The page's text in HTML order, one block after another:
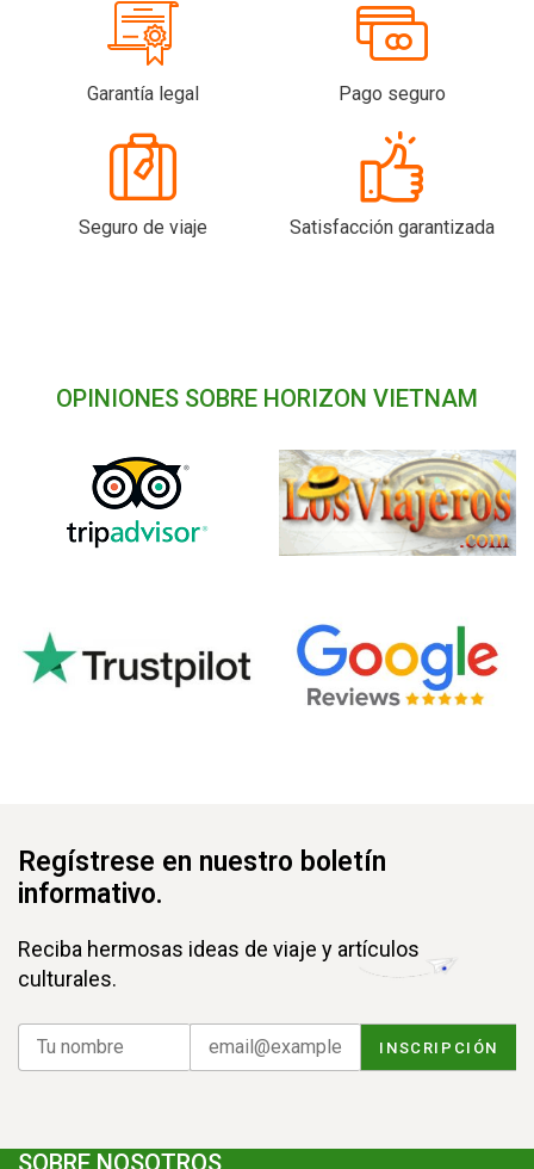
Garantía legal Pago seguro
Seguro de viaje Satisfacción garantizada
OPINIONES SOBRE HORIZON VIETNAM
Regístrese en nuestro boletín
informativo.
Reciba hermosas ideas de viaje y artículos
culturales.
SOBRE NOSOTROS